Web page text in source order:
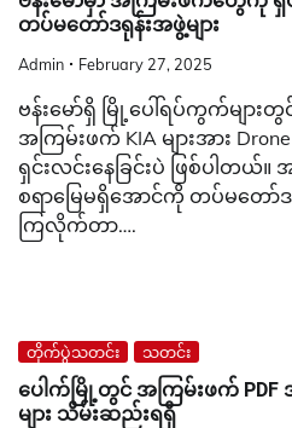
တပ်မတော်ဒရုန်းအဖွဲ့များ
Admin February 27, 2025
ဗန်းမော်ရှိ မြို့ပေါ်ရပ်ကွက်များ
အကြမ်းဖက် KIA များအား
ရှင်းလင်းနေခြင်းပဲ ဖြစ်ပါတ
စရာမြေမရှိအောင်ကို တပ်မတော်
ကြလိုက်တာ….
တိုက်ပွဲသတင်း သတင်း
ပေါက်မြို့တွင် အကြမ်းဖက်
များ သိမ်းဆည်းရရှိ